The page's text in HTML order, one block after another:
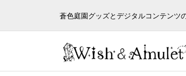
蒼色庭園グッズとデジタルコンテンツ